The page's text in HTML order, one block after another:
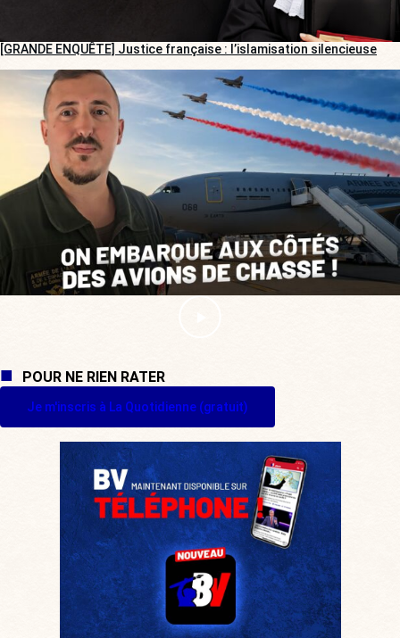
[GRANDE ENQUÊTE] Justice française : l’islamisation silencieuse
POUR NE RIEN RATER
Je m'inscris à La Quotidienne (gratuit)